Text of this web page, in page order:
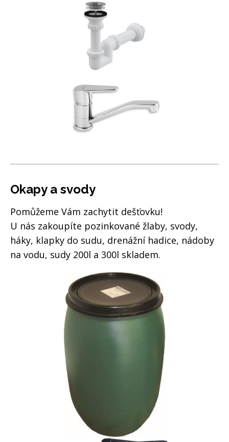
Okapy a svody
Pomůžeme Vám zachytit dešťovku!
U nás zakoupíte pozinkované žlaby, svody,
háky, klapky do sudu, drenážní hadice, nádoby
na vodu, sudy 200l a 300l skladem.